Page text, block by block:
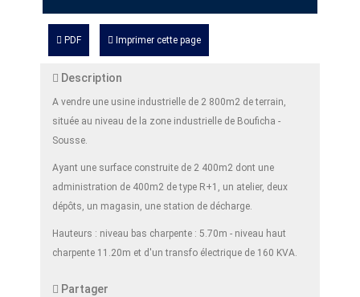
PDF Imprimer cette page
Description
A vendre une usine industrielle de 2 800m2 de terrain,
située au niveau de la zone industrielle de Bouficha -
Sousse.
Ayant une surface construite de 2 400m2 dont une
administration de 400m2 de type R+1, un atelier, deux
dépôts, un magasin, une station de décharge.
Hauteurs : niveau bas charpente : 5.70m - niveau haut
charpente 11.20m et d'un transfo électrique de 160 KVA.
Partager